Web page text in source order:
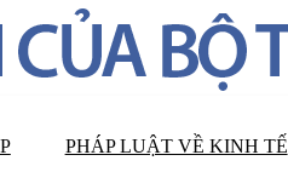
PHÁP LUẬT VỀ KINH TẾ